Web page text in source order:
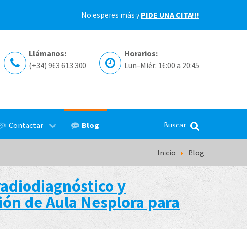
No esperes más yPIDE UNA CITA!!!
Llámanos:
(+34) 963 613 300
Horarios:
Lun–Miér: 16:00 a 20:45
Contactar Blog
Inicio Blog
y
de Aula Nesplora para